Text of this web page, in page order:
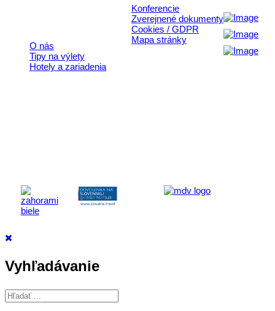
O nás
Tipy na výlety
Hotely a zariadenia
Konferencie
Zverejnené dokumenty
Cookies / GDPR
Mapa stránky
Vyhľadávanie